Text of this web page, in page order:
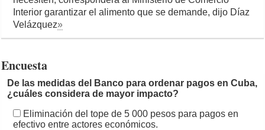
Interior garantizar el alimento que se demande, dijo Díaz
Velázquez»
Encuesta
De las medidas del Banco para ordenar pagos en Cuba,
¿cuáles considera de mayor impacto?
Eliminación del tope de 5 000 pesos para pagos en
efectivo entre actores económicos.